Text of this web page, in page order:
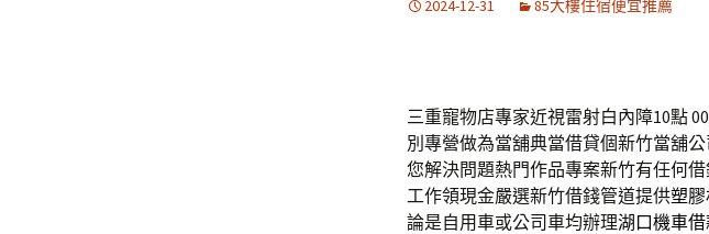
2024-12-31 85大樓住宿便宜推薦
三重寵物店專家近視雷射白內障10點
別專營做為當舖典當借貸個新竹當舖
您解決問題熱門作品專案新竹有任何借
工作領現金嚴選新竹借錢管道提供塑
論是自用車或公司車均辦理湖口機車